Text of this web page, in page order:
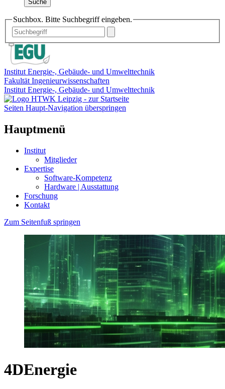
Suche
Suchbox. Bitte Suchbegriff eingeben.
Institut Energie-, Gebäude- und Umwelttechnik
Fakultät Ingenieurwissenschaften
Institut Energie-, Gebäude- und Umwelttechnik
Seiten Haupt-Navigation überspringen
Hauptmenü
Institut
Mitglieder
Expertise
Software-Kompetenz
Hardware | Ausstattung
Forschung
Kontakt
Zum Seitenfuß springen
4DEnergie